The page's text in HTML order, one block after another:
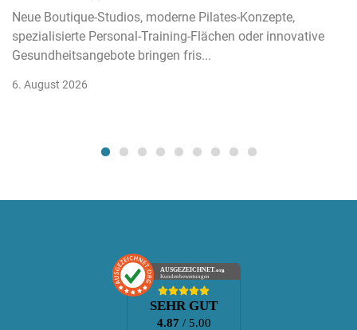
Neue Boutique-Studios, moderne Pilates-Konzepte,
spezialisierte Personal-Training-Flächen oder innovative
Gesundheitsangebote bringen fris...
6. August 2026
AUSGEZEICHNET.org
Kundenbewertungen
SEHR GUT
4.87 / 5.00